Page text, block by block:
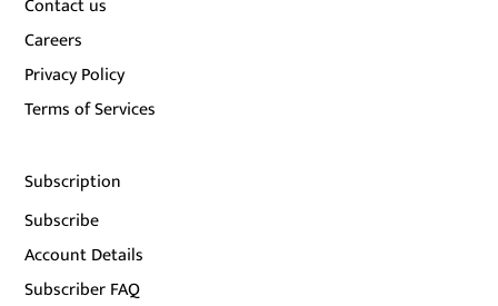
Careers
Privacy Policy
Terms of Services
Subscription
Subscribe
Account Details
Subscriber FAQ